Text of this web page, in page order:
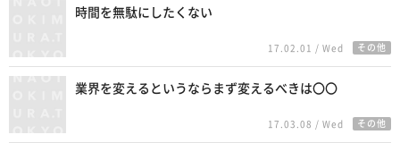
時間を無駄にしたくない
17.02.01 / Wed その他
業界を変えるというならまず変えるべきは〇〇
17.03.08 / Wed その他